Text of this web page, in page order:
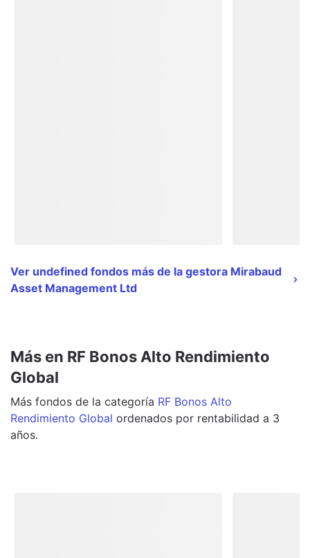
Ver undefined fondos más de la gestora Mirabaud
Asset Management Ltd
Más en RF Bonos Alto Rendimiento
Global
Más fondos de la categoría RF Bonos Alto
Rendimiento Global ordenados por rentabilidad a 3
años.